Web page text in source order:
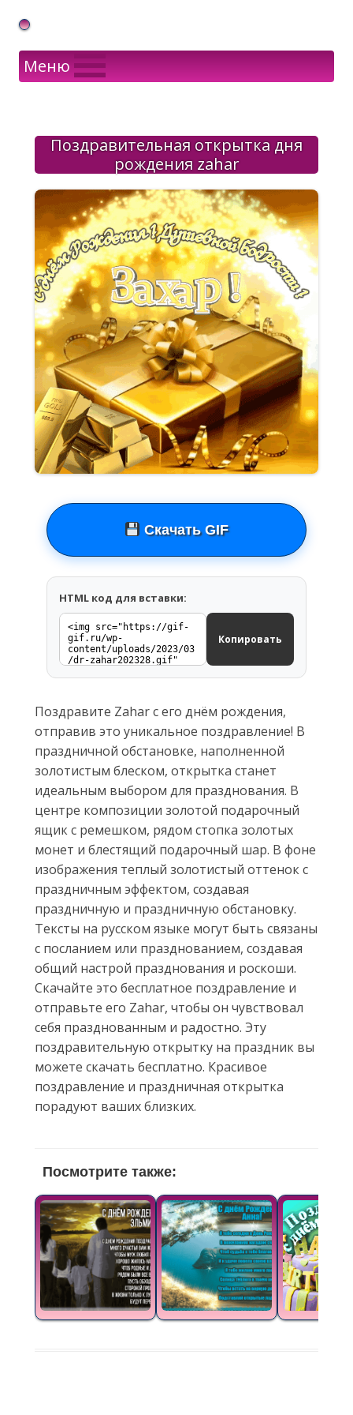
Gif Открытки в подарок
Меню
Поздравительная открытка дня
рождения zahar
Скачать GIF
HTML код для вставки:
Копировать
Поздравите Zahar с его днём рождения,
отправив это уникальное поздравление! В
праздничной обстановке, наполненной
золотистым блеском, открытка станет
идеальным выбором для празднования. В
центре композиции золотой подарочный
ящик с ремешком, рядом стопка золотых
монет и блестящий подарочный шар. В фоне
изображения теплый золотистый оттенок с
праздничным эффектом, создавая
праздничную и праздничную обстановку.
Тексты на русском языке могут быть связаны
с посланием или празднованием, создавая
общий настрой празднования и роскоши.
Скачайте это бесплатное поздравление и
отправьте его Zahar, чтобы он чувствовал
себя празднованным и радостно. Эту
поздравительную открытку на праздник вы
можете скачать бесплатно. Красивое
поздравление и праздничная открытка
порадуют ваших близких.
Посмотрите также: